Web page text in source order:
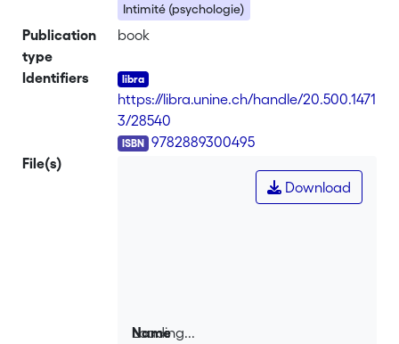
Intimité (psychologie)
Publication
type
book
Identifiers
https://libra.unine.ch/handle/20.500.1471
3/28540
9782889300495
File(s)
Loading...
Download
Name